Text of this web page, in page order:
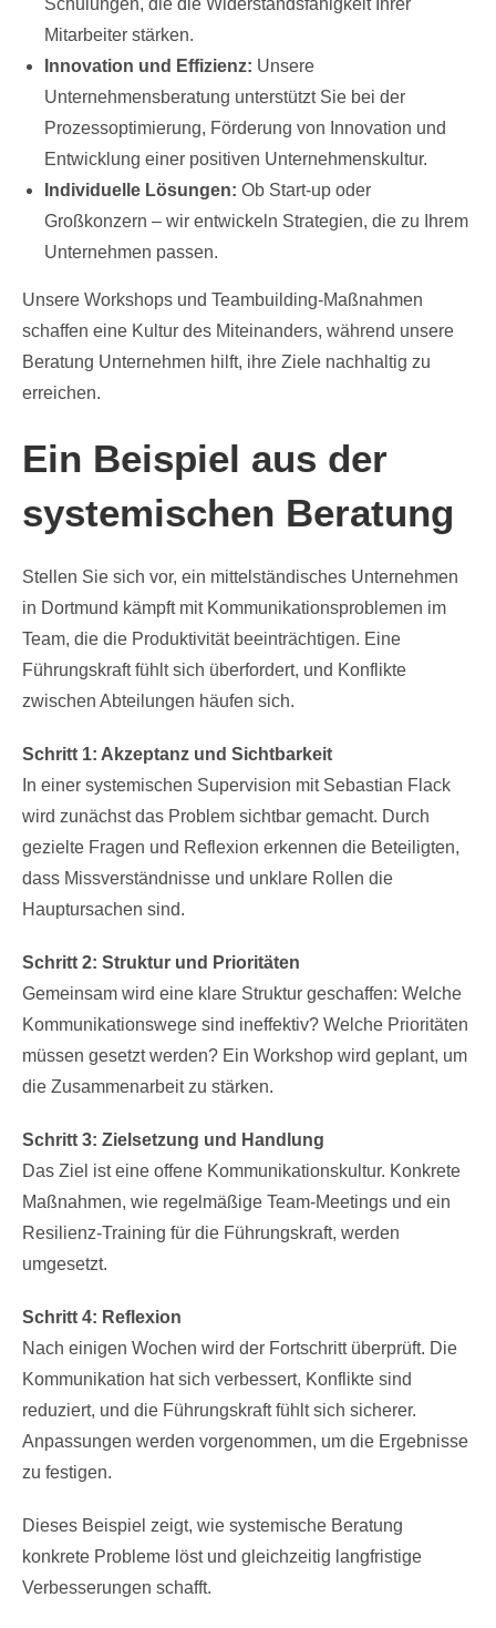
Mitarbeiter stärken.
Innovation und Effizienz: Unsere
Unternehmensberatung unterstützt Sie bei der
Prozessoptimierung, Förderung von Innovation und
Entwicklung einer positiven Unternehmenskultur.
Individuelle Lösungen: Ob Start-up oder
Großkonzern – wir entwickeln Strategien, die zu Ihrem
Unternehmen passen.
Unsere Workshops und Teambuilding-Maßnahmen
schaffen eine Kultur des Miteinanders, während unsere
Beratung Unternehmen hilft, ihre Ziele nachhaltig zu
erreichen.
Ein Beispiel aus der
systemischen Beratung
Stellen Sie sich vor, ein mittelständisches Unternehmen
in Dortmund kämpft mit Kommunikationsproblemen im
Team, die die Produktivität beeinträchtigen. Eine
Führungskraft fühlt sich überfordert, und Konflikte
zwischen Abteilungen häufen sich.
Schritt 1: Akzeptanz und Sichtbarkeit
In einer systemischen Supervision mit Sebastian Flack
wird zunächst das Problem sichtbar gemacht. Durch
gezielte Fragen und Reflexion erkennen die Beteiligten,
dass Missverständnisse und unklare Rollen die
Hauptursachen sind.
Schritt 2: Struktur und Prioritäten
Gemeinsam wird eine klare Struktur geschaffen: Welche
Kommunikationswege sind ineffektiv? Welche Prioritäten
müssen gesetzt werden? Ein Workshop wird geplant, um
die Zusammenarbeit zu stärken.
Schritt 3: Zielsetzung und Handlung
Das Ziel ist eine offene Kommunikationskultur. Konkrete
Maßnahmen, wie regelmäßige Team-Meetings und ein
Resilienz-Training für die Führungskraft, werden
umgesetzt.
Schritt 4: Reflexion
Nach einigen Wochen wird der Fortschritt überprüft. Die
Kommunikation hat sich verbessert, Konflikte sind
reduziert, und die Führungskraft fühlt sich sicherer.
Anpassungen werden vorgenommen, um die Ergebnisse
zu festigen.
Dieses Beispiel zeigt, wie systemische Beratung
konkrete Probleme löst und gleichzeitig langfristige
Verbesserungen schafft.